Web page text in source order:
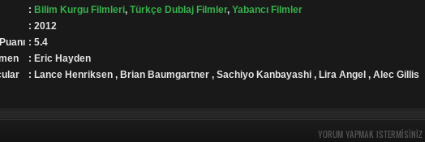
: Bilim Kurgu Filmleri, Türkçe Dublaj Filmler, Yabancı Filmler
: 2012
: 5.4
: Eric Hayden
: Lance Henriksen , Brian Baumgartner , Sachiyo Kanbayashi , Lira Angel , Alec Gillis
YORUM YAPMAK